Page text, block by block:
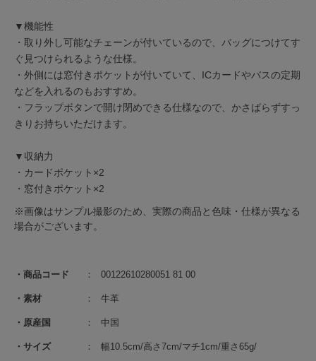
商品コード 00122610280051 81 00
素材 牛革
原産国 中国
サイズ 幅10.5cm/高さ7cm/マチ1cm/重さ65g/
▼機能性
・取り外し可能なチェーンが付いているので、バッグにつけてす
ぐ見つけられるような仕様。
・外側には窓付きポケットが付いていて、ICカードやバスの定期
などを入れるのもおすすめ。
・フラップボタンで開け閉めできる仕様なので、かさばらずすっ
きりお持ちいただけます。
▼収納力
・カードポケット×2
・窓付きポケット×2
※画像はサンプル撮影のため、実際の商品と色味・仕様が異なる
場合がございます。